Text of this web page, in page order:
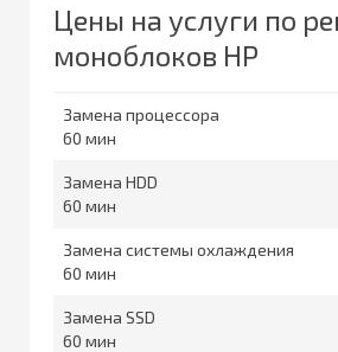
Цены на услуги по
моноблоков HP
Замена процессора
60
Замена HDD
60
Замена системы охлаждения
60
Замена SSD
60